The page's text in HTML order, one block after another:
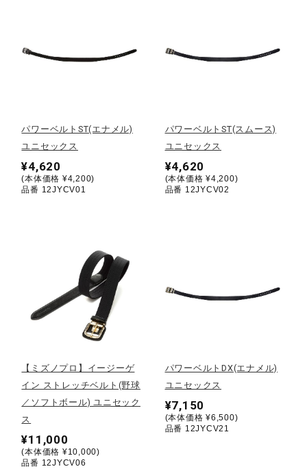
メディカル
コラボ／ライセンス
その他
サポート
直営店一覧
パワーベルトST(エナメル)
ユニセックス
¥4,620
(本体価格 ¥4,200)
品番 12JYCV01
パワーベルトST(スムース)
ユニセックス
¥4,620
(本体価格 ¥4,200)
品番 12JYCV02
【ミズノプロ】イージーゲ
イン ストレッチベルト(野球
／ソフトボール) ユニセック
ス
¥11,000
(本体価格 ¥10,000)
品番 12JYCV06
パワーベルトDX(エナメル)
ユニセックス
¥7,150
(本体価格 ¥6,500)
品番 12JYCV21